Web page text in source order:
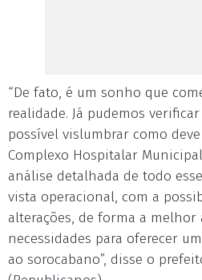
“De fato, é um sonho que
realidade. Já pudemos
possível vislumbrar como
Complexo Hospitalar
análise detalhada de todo
vista operacional, com a
alterações, de forma a melhor
necessidades para oferecer
ao sorocabano”, disse o